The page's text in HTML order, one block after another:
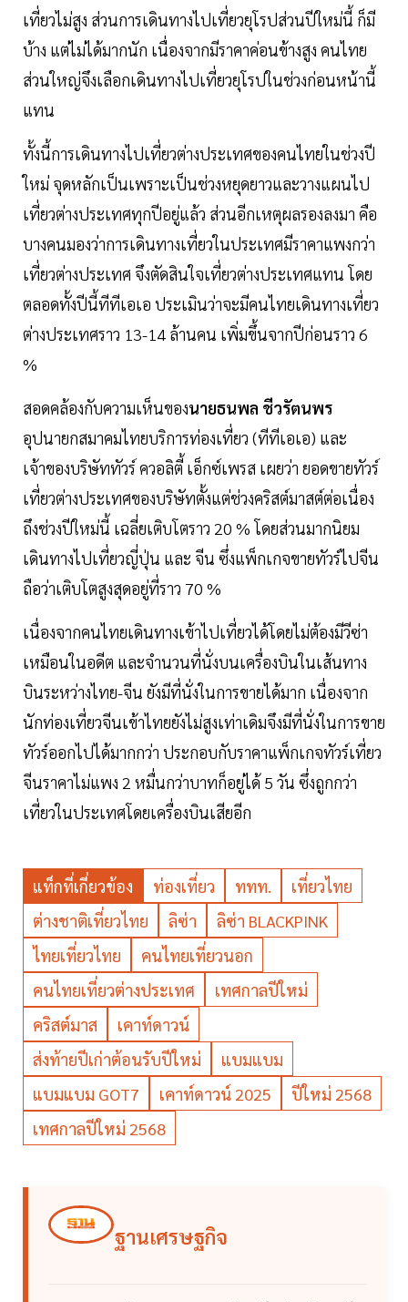
เที่ยวไม่สูง ส่วนการเดินทางไปเที่ยวยุโรปส่วนปีใหม่นี้ ก็มี
บ้าง แต่ไม่ได้มากนัก เนื่องจากมีราคาค่อนข้างสูง คนไทย
ส่วนใหญ่จึงเลือกเดินทางไปเที่ยวยุโรปในช่วงก่อนหน้านี้
แทน
ทั้งนี้การเดินทางไปเที่ยวต่างประเทศของคนไทยในช่วงปี
ใหม่ จุดหลักเป็นเพราะเป็นช่วงหยุดยาวและวางแผนไป
เที่ยวต่างประเทศทุกปีอยู่แล้ว ส่วนอีกเหตุผลรองลงมา คือ
บางคนมองว่าการเดินทางเที่ยวในประเทศมีราคาแพงกว่า
เที่ยวต่างประเทศ จึงตัดสินใจเที่ยวต่างประเทศแทน โดย
ตลอดทั้งปีนี้ทีทีเอเอ ประเมินว่าจะมีคนไทยเดินทางเที่ยว
ต่างประเทศราว 13-14 ล้านคน เพิ่มขึ้นจากปีก่อนราว 6
%
สอดคล้องกับความเห็นของนายธนพล ชีวรัตนพร
อุปนายกสมาคมไทยบริการท่องเที่ยว (ทีทีเอเอ) และ
เจ้าของบริษัททัวร์ ควอลิตี้ เอ็กซ์เพรส เผยว่า ยอดขายทัวร์
เที่ยวต่างประเทศของบริษัทตั้งแต่ช่วงคริสต์มาสต์ต่อเนื่อง
ถึงช่วงปีใหม่นี้ เฉลี่ยเติบโตราว 20 % โดยส่วนมากนิยม
เดินทางไปเที่ยวญี่ปุ่น และ จีน ซึ่งแพ็กเกจขายทัวร์ไปจีน
ถือว่าเติบโตสูงสุดอยู่ที่ราว 70 %
เนื่องจากคนไทยเดินทางเข้าไปเที่ยวได้โดยไม่ต้องมีวีซ่า
เหมือนในอดีต และจำนวนที่นั่งบนเครื่องบินในเส้นทาง
บินระหว่างไทย-จีน ยังมีที่นั่งในการขายได้มาก เนื่องจาก
นักท่องเที่ยวจีนเข้าไทยยังไม่สูงเท่าเดิมจึงมีที่นั่งในการขาย
ทัวร์ออกไปได้มากกว่า ประกอบกับราคาแพ็กเกจทัวร์เที่ยว
จีนราคาไม่แพง 2 หมื่นกว่าบาทก็อยู่ได้ 5 วัน ซึ่งถูกกว่า
เที่ยวในประเทศโดยเครื่องบินเสียอีก
แท็กที่เกี่ยวข้อง ท่องเที่ยว ททท.
เที่ยวไทย
ต่างชาติเที่ยวไทย
ลิซ่า
ลิซ่า BLACKPINK
ไทยเที่ยวไทย
คนไทยเที่ยวนอก
คนไทยเที่ยวต่างประเทศ
เทศกาลปีใหม่
คริสต์มาส
เคาท์ดาวน์
ส่งท้ายปีเก่าต้อนรับปีใหม่
แบมแบม
แบมแบม GOT7
เคาท์ดาวน์ 2025
ปีใหม่ 2568
เทศกาลปีใหม่ 2568
ฐานเศรษฐกิจ